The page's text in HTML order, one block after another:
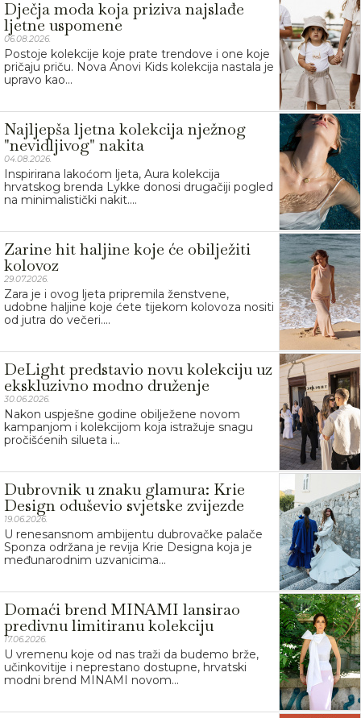
Dječja moda koja priziva najslađe
ljetne uspomene
06.08.2026.
Postoje kolekcije koje prate trendove i one koje
pričaju priču. Nova Anovi Kids kolekcija nastala je
upravo kao...
Najljepša ljetna kolekcija nježnog
"nevidljivog" nakita
04.08.2026.
Inspirirana lakoćom ljeta, Aura kolekcija
hrvatskog brenda Lykke donosi drugačiji pogled
na minimalistički nakit....
Zarine hit haljine koje će obilježiti
kolovoz
29.07.2026.
Zara je i ovog ljeta pripremila ženstvene,
udobne haljine koje ćete tijekom kolovoza nositi
od jutra do večeri....
DeLight predstavio novu kolekciju uz
ekskluzivno modno druženje
30.06.2026.
Nakon uspješne godine obilježene novom
kampanjom i kolekcijom koja istražuje snagu
pročišćenih silueta i...
Dubrovnik u znaku glamura: Krie
Design oduševio svjetske zvijezde
19.06.2026.
U renesansnom ambijentu dubrovačke palače
Sponza održana je revija Krie Designa koja je
međunarodnim uzvanicima...
Domaći brend MINAMI lansirao
predivnu limitiranu kolekciju
17.06.2026.
U vremenu koje od nas traži da budemo brže,
učinkovitije i neprestano dostupne, hrvatski
modni brend MINAMI novom...